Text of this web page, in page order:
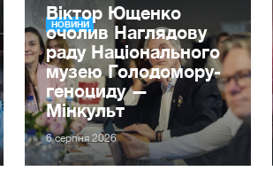
НОВИНИ
Віктор Ющенко
очолив Наглядову
раду Національного
музею Голодомору-
геноциду —
Мінкульт
6 серпня 2026